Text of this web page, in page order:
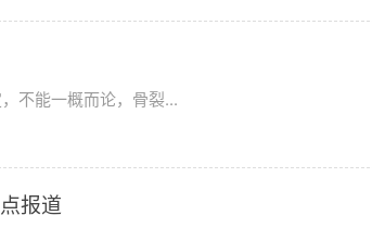
不能一概而论，骨裂...
报道